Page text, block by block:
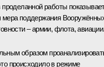
работы
мера поддержания
– армии, флота,
образом
происходило в режиме